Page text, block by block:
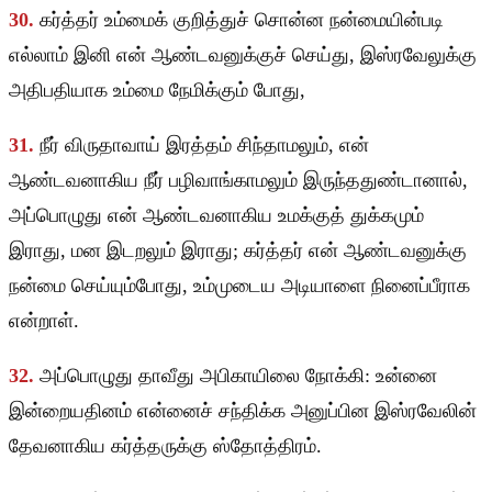
30. கர்த்தர் உம்மைக் குறித்துச் சொன்ன நன்மையின்படி
எல்லாம் இனி என் ஆண்டவனுக்குச் செய்து, இஸ்ரவேலுக்கு
அதிபதியாக உம்மை நேமிக்கும் போது,
31. நீர் விருதாவாய் இரத்தம் சிந்தாமலும், என்
ஆண்டவனாகிய நீர் பழிவாங்காமலும் இருந்ததுண்டானால்,
அப்பொழுது என் ஆண்டவனாகிய உமக்குத் துக்கமும்
இராது, மன இடறலும் இராது; கர்த்தர் என் ஆண்டவனுக்கு
நன்மை செய்யும்போது, உம்முடைய அடியாளை நினைப்பீராக
என்றாள்.
32. அப்பொழுது தாவீது அபிகாயிலை நோக்கி: உன்னை
இன்றையதினம் என்னைச் சந்திக்க அனுப்பின இஸ்ரவேலின்
தேவனாகிய கர்த்தருக்கு ஸ்தோத்திரம்.